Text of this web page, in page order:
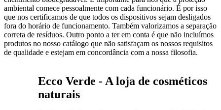
ambiental comece pessoalmente com cada funcionário. É por isso
que nos certificamos de que todos os dispositivos sejam desligados
fora do horário de funcionamento. Também valorizamos a separação
correta de resíduos. Outro ponto a ter em conta é que não incluímos
produtos no nosso catálogo que não satisfaçam os nossos requisitos
de qualidade e estejam em concordância com a nossa filosofia.
Ecco Verde - A loja de cosméticos
naturais